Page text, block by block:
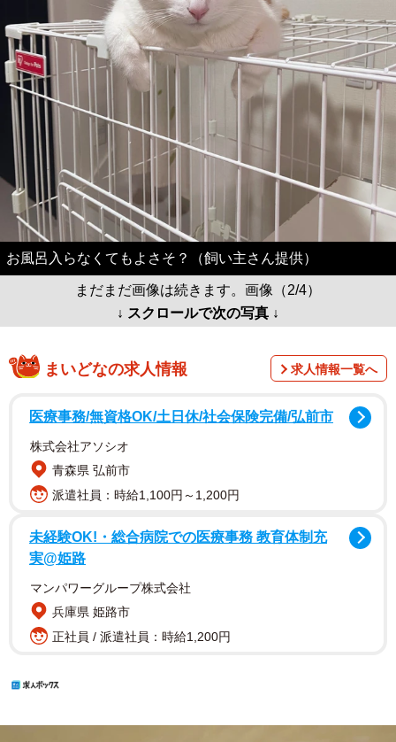
お風呂入らなくてもよさそ？（飼い主さん提供）
まだまだ画像は続きます。画像（2/4）
↓ スクロールで次の写真 ↓
まいどなの求人情報 求人情報一覧へ
医療事務/無資格OK/土日休/社会保険完備/弘前市
株式会社アソシオ
青森県 弘前市
派遣社員：時給1,100円～1,200円
未経験OK!・総合病院での医療事務 教育体制充
実@姫路
マンパワーグループ株式会社
兵庫県 姫路市
正社員 / 派遣社員：時給1,200円